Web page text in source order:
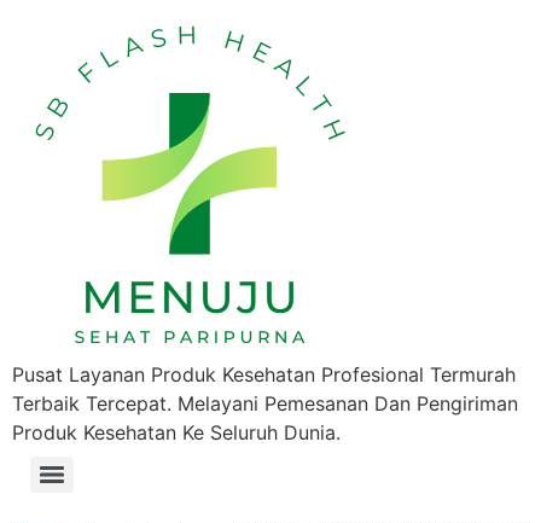
Pusat Layanan Produk Kesehatan Profesional Termurah
Terbaik Tercepat. Melayani Pemesanan Dan Pengiriman
Produk Kesehatan Ke Seluruh Dunia.